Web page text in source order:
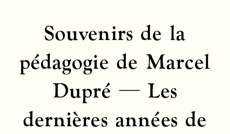
Souvenirs de la
pédagogie de Marcel
Dupré — Les
dernières années de